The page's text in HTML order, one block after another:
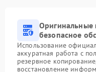
безопасное
Использование
аккуратная работа с
резервное
восстановление